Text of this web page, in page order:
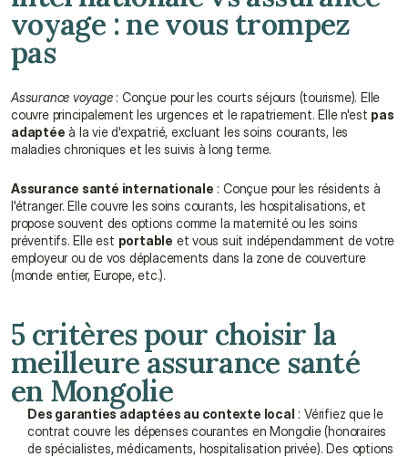
voyage : ne vous trompez
pas
Assurance voyage : Conçue pour les courts séjours (tourisme). Elle
couvre principalement les urgences et le rapatriement. Elle n'est pas
adaptée à la vie d'expatrié, excluant les soins courants, les
maladies chroniques et les suivis à long terme.
Assurance santé internationale : Conçue pour les résidents à
l'étranger. Elle couvre les soins courants, les hospitalisations, et
propose souvent des options comme la maternité ou les soins
préventifs. Elle est portable et vous suit indépendamment de votre
employeur ou de vos déplacements dans la zone de couverture
(monde entier, Europe, etc.).
5 critères pour choisir la
meilleure assurance santé
en Mongolie
Des garanties adaptées au contexte local : Vérifiez que le
contrat couvre les dépenses courantes en Mongolie (honoraires
de spécialistes, médicaments, hospitalisation privée). Des options